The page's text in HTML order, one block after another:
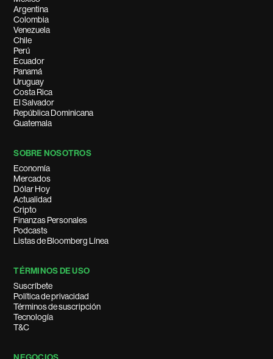
Argentina
Colombia
Venezuela
Chile
Perú
Ecuador
Panamá
Uruguay
Costa Rica
El Salvador
República Dominicana
Guatemala
SOBRE NOSOTROS
Economía
Mercados
Dólar Hoy
Actualidad
Cripto
Finanzas Personales
Podcasts
Listas de Bloomberg Línea
TÉRMINOS DE USO
Suscríbete
Política de privacidad
Términos de suscripción
Tecnología
T&C